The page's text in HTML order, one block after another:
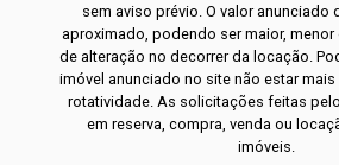
sem aviso prévio. O valor anunciado
aproximado, podendo ser maior,
de alteração no decorrer da locação.
imóvel anunciado no site não estar
rotatividade. As solicitações feitas
em reserva, compra, venda ou
imóveis.